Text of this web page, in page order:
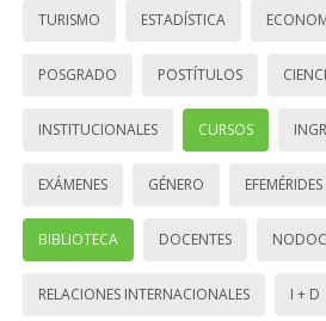
TURISMO ESTADÍSTICA
POSGRADO POSTÍTULOS
INSTITUCIONALES CURSOS
EXÁMENES GÉNERO EFEMÉRIDES
BIBLIOTECA DOCENTES
RELACIONES INTERNACIONALES I + D